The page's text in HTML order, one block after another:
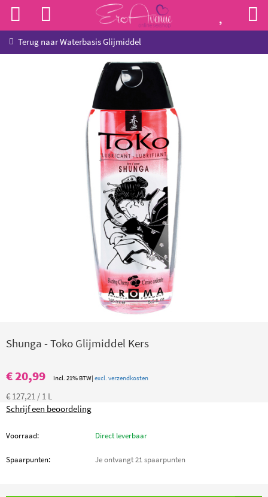
Terug naarWaterbasis Glijmiddel
Shunga - Toko Glijmiddel Kers
€ 20,99 incl. 21% BTW| excl. verzendkosten
€ 127,21 / 1 L
Schrijf een beoordeling
Voorraad: Direct leverbaar
Spaarpunten: Je ontvangt 21 spaarpunten